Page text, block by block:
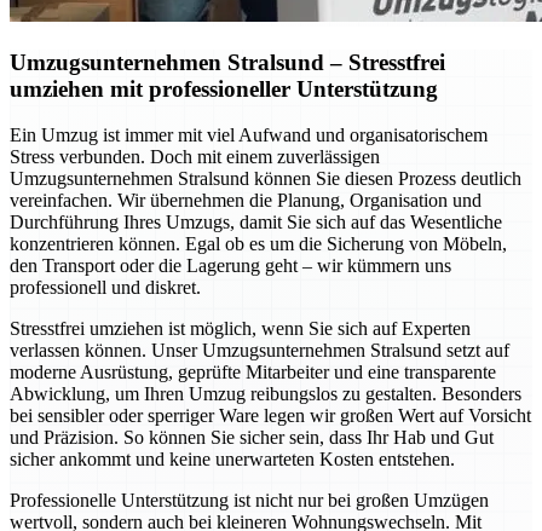
Umzugsunternehmen Stralsund – Stresstfrei
umziehen mit professioneller Unterstützung
Ein Umzug ist immer mit viel Aufwand und organisatorischem
Stress verbunden. Doch mit einem zuverlässigen
Umzugsunternehmen Stralsund können Sie diesen Prozess deutlich
vereinfachen. Wir übernehmen die Planung, Organisation und
Durchführung Ihres Umzugs, damit Sie sich auf das Wesentliche
konzentrieren können. Egal ob es um die Sicherung von Möbeln,
den Transport oder die Lagerung geht – wir kümmern uns
professionell und diskret.
Stresstfrei umziehen ist möglich, wenn Sie sich auf Experten
verlassen können. Unser Umzugsunternehmen Stralsund setzt auf
moderne Ausrüstung, geprüfte Mitarbeiter und eine transparente
Abwicklung, um Ihren Umzug reibungslos zu gestalten. Besonders
bei sensibler oder sperriger Ware legen wir großen Wert auf Vorsicht
und Präzision. So können Sie sicher sein, dass Ihr Hab und Gut
sicher ankommt und keine unerwarteten Kosten entstehen.
Professionelle Unterstützung ist nicht nur bei großen Umzügen
wertvoll, sondern auch bei kleineren Wohnungswechseln. Mit